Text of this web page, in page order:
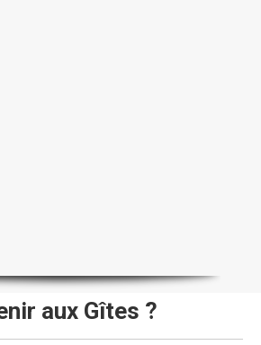
aux Gîtes ?